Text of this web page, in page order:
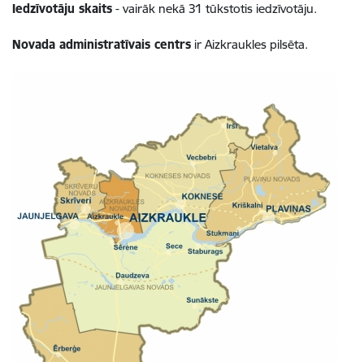
Iedzīvotāju skaits - vairāk nekā 31 tūkstotis iedzīvotāju.
Novada administratīvais centrs ir Aizkraukles pilsēta.